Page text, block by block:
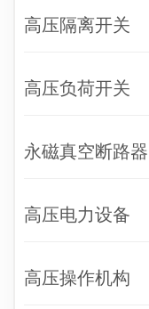
高压隔离开关
高压负荷开关
永磁真空断路器
高压电力设备
高压操作机构